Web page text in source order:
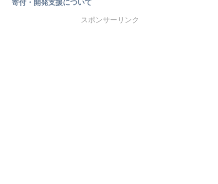
寄付・開発支援について
スポンサーリンク